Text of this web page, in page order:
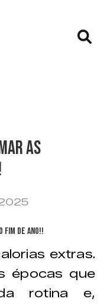
as
extras.
épocas que
rotina e,